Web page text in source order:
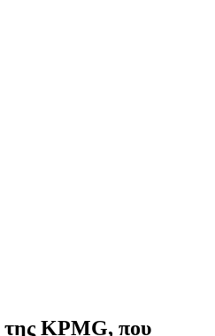
της KPMG, που